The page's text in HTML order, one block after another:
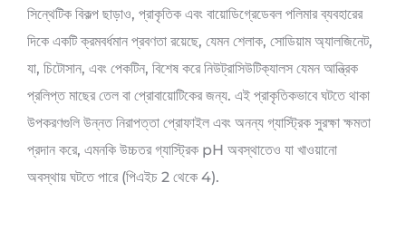
সিন্থেটিক বিকল্প ছাড়াও, প্রাকৃতিক এবং বায়োডিগ্রেডেবল পলিমার ব্যবহারের
দিকে একটি ক্রমবর্ধমান প্রবণতা রয়েছে, যেমন শেলাক, সোডিয়াম অ্যালজিনেট,
যা, চিটোসান, এবং পেকটিন, বিশেষ করে নিউট্রাসিউটিক্যালস যেমন আন্ত্রিক
প্রলিপ্ত মাছের তেল বা প্রোবায়োটিকের জন্য. এই প্রাকৃতিকভাবে ঘটতে থাকা
উপকরণগুলি উন্নত নিরাপত্তা প্রোফাইল এবং অনন্য গ্যাস্ট্রিক সুরক্ষা ক্ষমতা
প্রদান করে, এমনকি উচ্চতর গ্যাস্ট্রিক pH অবস্থাতেও যা খাওয়ানো
অবস্থায় ঘটতে পারে (পিএইচ 2 থেকে 4).